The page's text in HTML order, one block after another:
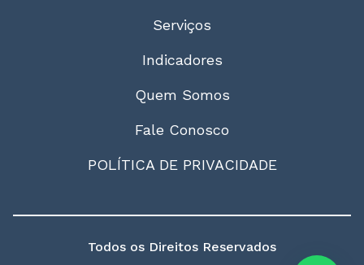
Serviços
Indicadores
Quem Somos
Fale Conosco
POLÍTICA DE PRIVACIDADE
Todos os Direitos Reservados